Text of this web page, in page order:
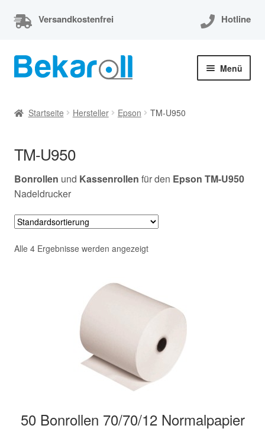
Versandkostenfrei Hotline
Zur
Navigation
Zum
Inhalt
Menü
EC-Cash Rollen
Kassenrollen
Bonrollen
Mein Konto
Apothekenrollen
öffnen
Startseite Hersteller Epson TM-U950
TM-U950
Bonrollen und Kassenrollen für den Epson TM-U950
Nadeldrucker
Alle 4 Ergebnisse werden angezeigt
50 Bonrollen 70/70/12 Normalpapier